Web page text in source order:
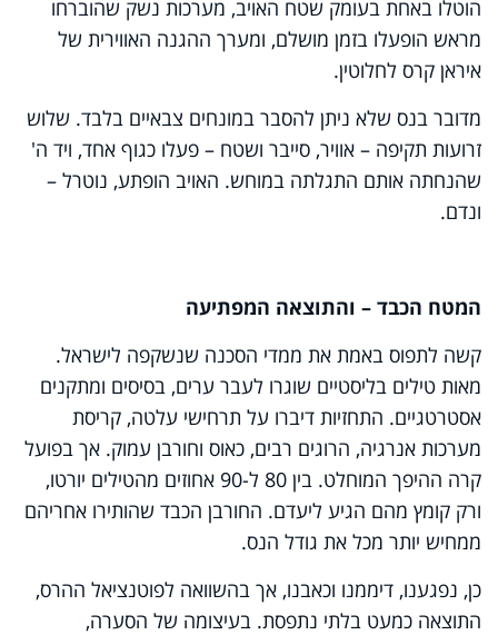
הוטלו באחת בעומק שטח האויב, מערכות נשק שהוברחו
מראש הופעלו בזמן מושלם, ומערך ההגנה האווירית של
איראן קרס לחלוטין.
מדובר בנס שלא ניתן להסבר במונחים צבאיים בלבד. שלוש
זרועות תקיפה – אוויר, סייבר ושטח – פעלו כגוף אחד, ויד ה'
שהנחתה אותם התגלתה במוחש. האויב הופתע, נוטרל –
ונדם.
המטח הכבד – והתוצאה המפתיעה
קשה לתפוס באמת את ממדי הסכנה שנשקפה לישראל.
מאות טילים בליסטיים שוגרו לעבר ערים, בסיסים ומתקנים
אסטרטגיים. התחזיות דיברו על תרחישי עלטה, קריסת
מערכות אנרגיה, הרוגים רבים, כאוס וחורבן עמוק. אך בפועל
קרה ההיפך המוחלט. בין 80 ל-90 אחוזים מהטילים יורטו,
ורק קומץ מהם הגיע ליעדם. החורבן הכבד שהותירו אחריהם
ממחיש יותר מכל את גודל הנס.
כן, נפגענו, דיממנו וכאבנו, אך בהשוואה לפוטנציאל ההרס,
התוצאה כמעט בלתי נתפסת. בעיצומה של הסערה,